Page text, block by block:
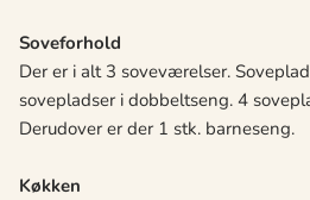
Soveforhold
Der er i alt 3 soveværelser.
sovepladser i dobbeltseng. 4
Derudover er der 1 stk. barneseng.
Køkken